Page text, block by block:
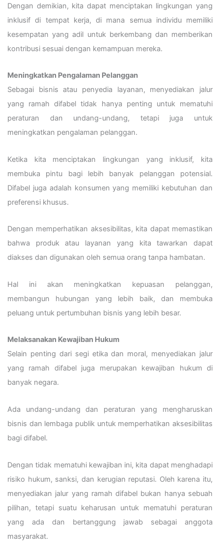
Dengan demikian, kita dapat menciptakan lingkungan yang
inklusif di tempat kerja, di mana semua individu memiliki
kesempatan yang adil untuk berkembang dan memberikan
kontribusi sesuai dengan kemampuan mereka.
Meningkatkan Pengalaman Pelanggan
Sebagai bisnis atau penyedia layanan, menyediakan jalur
yang ramah difabel tidak hanya penting untuk mematuhi
peraturan dan undang-undang, tetapi juga untuk
meningkatkan pengalaman pelanggan.
Ketika kita menciptakan lingkungan yang inklusif, kita
membuka pintu bagi lebih banyak pelanggan potensial.
Difabel juga adalah konsumen yang memiliki kebutuhan dan
preferensi khusus.
Dengan memperhatikan aksesibilitas, kita dapat memastikan
bahwa produk atau layanan yang kita tawarkan dapat
diakses dan digunakan oleh semua orang tanpa hambatan.
Hal ini akan meningkatkan kepuasan pelanggan,
membangun hubungan yang lebih baik, dan membuka
peluang untuk pertumbuhan bisnis yang lebih besar.
Melaksanakan Kewajiban Hukum
Selain penting dari segi etika dan moral, menyediakan jalur
yang ramah difabel juga merupakan kewajiban hukum di
banyak negara.
Ada undang-undang dan peraturan yang mengharuskan
bisnis dan lembaga publik untuk memperhatikan aksesibilitas
bagi difabel.
Dengan tidak mematuhi kewajiban ini, kita dapat menghadapi
risiko hukum, sanksi, dan kerugian reputasi. Oleh karena itu,
menyediakan jalur yang ramah difabel bukan hanya sebuah
pilihan, tetapi suatu keharusan untuk mematuhi peraturan
yang ada dan bertanggung jawab sebagai anggota
masyarakat.